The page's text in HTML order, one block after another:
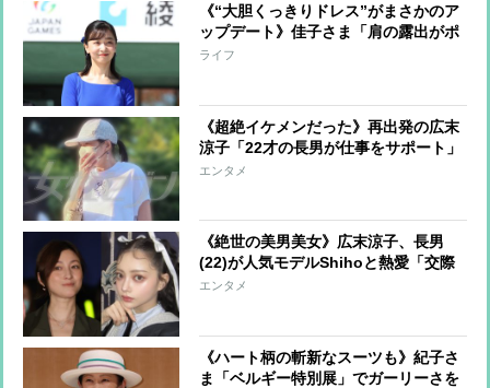
《“大胆くっきりドレス”がまさかのア
ップデート》佳子さま「肩の露出がポ
イント」ワンピースに加えられてい
ライフ
《超絶イケメンだった》再出発の広末
涼子「22才の長男が仕事をサポート」
美人インフルエンサーと真剣交際中の
エンタメ
《絶世の美男美女》広末涼子、長男
(22)が人気モデルShihoと熱愛「交際
は認める」一方で“不安”な母心も
エンタメ
《ハート柄の斬新なスーツも》紀子さ
ま「ベルギー特別展」でガーリーさを